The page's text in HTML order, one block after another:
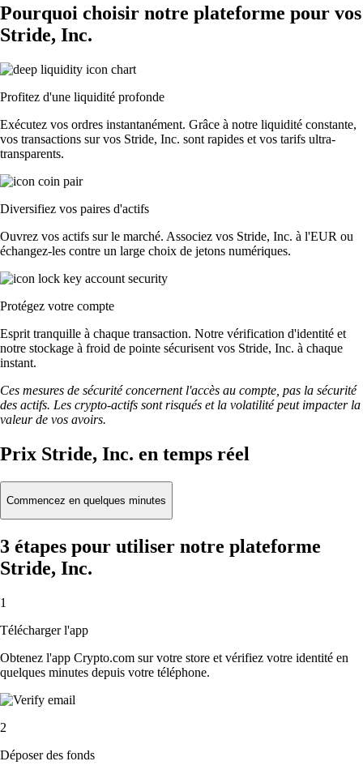
Pourquoi choisir notre plateforme pour vos
Stride, Inc.
Profitez d'une liquidité profonde
Exécutez vos ordres instantanément. Grâce à notre liquidité constante,
vos transactions sur vos Stride, Inc. sont rapides et vos tarifs ultra-
transparents.
Diversifiez vos paires d'actifs
Ouvrez vos actifs sur le marché. Associez vos Stride, Inc. à l'EUR ou
échangez-les contre un large choix de jetons numériques.
Protégez votre compte
Esprit tranquille à chaque transaction. Notre vérification d'identité et
notre stockage à froid de pointe sécurisent vos Stride, Inc. à chaque
instant.
Ces mesures de sécurité concernent l'accès au compte, pas la sécurité
des actifs. Les crypto-actifs sont risqués et la volatilité peut impacter la
valeur de vos avoirs.
Prix Stride, Inc. en temps réel
Commencez en quelques minutes
3 étapes pour utiliser notre plateforme
Stride, Inc.
1
Télécharger l'app
Obtenez l'app Crypto.com sur votre store et vérifiez votre identité en
quelques minutes depuis votre téléphone.
2
Déposer des fonds